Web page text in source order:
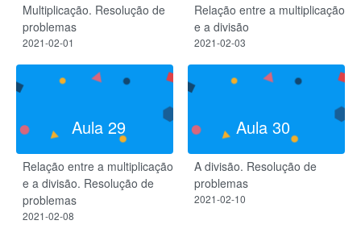
Multiplicação. Resolução de
problemas
2021-02-01
Relação entre a multiplicação
e a divisão
2021-02-03
Aula 29
Relação entre a multiplicação
e a divisão. Resolução de
problemas
2021-02-08
Aula 30
A divisão. Resolução de
problemas
2021-02-10